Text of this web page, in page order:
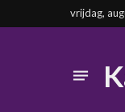
vrijdag,